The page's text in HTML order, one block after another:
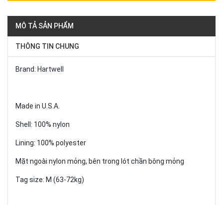
MÔ TẢ SẢN PHẨM
THÔNG TIN CHUNG
Brand: Hartwell
Made in U.S.A.
Shell: 100% nylon
Lining: 100% polyester
Mặt ngoài nylon mỏng, bên trong lót chần bông mỏng
Tag size: M (63-72kg)